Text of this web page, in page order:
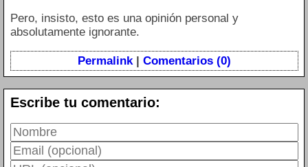
Pero, insisto, esto es una opinión personal y
absolutamente ignorante.
Permalink| Comentarios (0)
Escribe tu comentario: